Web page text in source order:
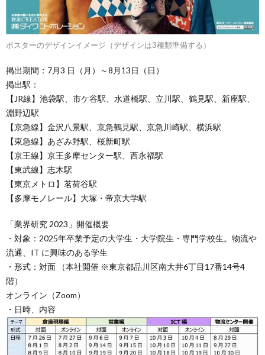
ポスターのデザインイメージ（デザインは3種類準備する）
掲出期間：7月3 日（月）～8月13日（日）
掲出駅：
【JR線】池袋駅、市ケ谷駅、水道橋駅、立川駅、鶴見駅、新座駅、
淵野辺駅
【京急線】金沢八景駅、京急鶴見駅、京急川崎駅、横浜駅
【東急線】あざみ野駅、桜新町駅
【京王線】京王多摩センター駅、西永福駅
【東武線】志木駅
【東京メトロ】茗荷谷駅
【多摩モノレール】大塚・帝京大学駅
「業界研究 2023」開催概要
・対象：2025年卒業予定の大学生・大学院生・専門学校生。物流や
流通、IT に興味のある学生
・形式：対面 （本社開催 ※東京都品川区南大井6丁目17番14号4
階）
オンライン（Zoom）
・日時、内容